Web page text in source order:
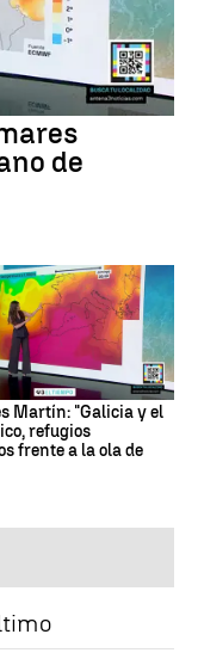
de
Martín: "Galicia y el
refugios
frente a la ola de